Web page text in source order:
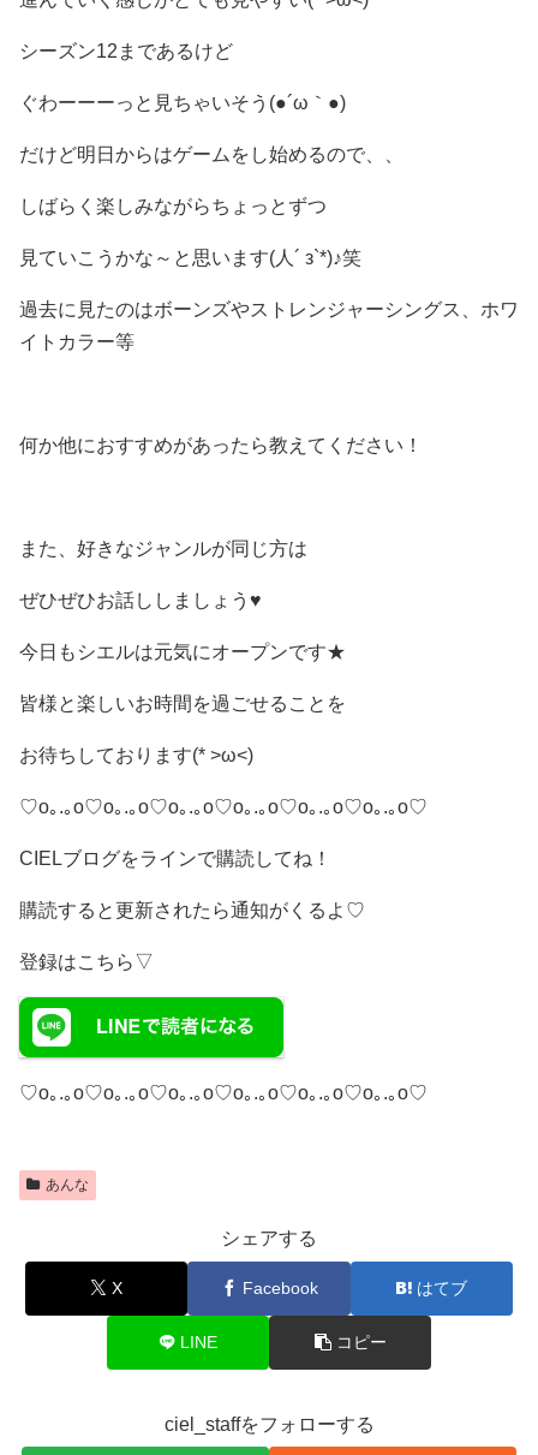
シーズン12まであるけど
ぐわーーーっと見ちゃいそう(●´ω｀●)
だけど明日からはゲームをし始めるので、、
しばらく楽しみながらちょっとずつ
見ていこうかな～と思います(人´ з`*)♪笑
過去に見たのはボーンズやストレンジャーシングス、 ホワ
イトカラー等
何か他におすすめがあったら教えてください！
また、好きなジャンルが同じ方は
ぜひぜひお話ししましょう♥️
今日もシエルは元気にオープンです★
皆様と楽しいお時間を過ごせることを
お待ちしております(* >ω<)
♡o｡.｡o♡o｡.｡o♡o｡.｡o♡o｡.｡o♡o｡.｡o♡o｡.｡o♡
CIELブログをラインで購読してね！
購読すると更新されたら通知がくるよ♡
登録はこちら▽
♡o｡.｡o♡o｡.｡o♡o｡.｡o♡o｡.｡o♡o｡.｡o♡o｡.｡o♡
あんな
シェアする
X Facebook はてブ
LINE コピー
ciel_staffをフォローする